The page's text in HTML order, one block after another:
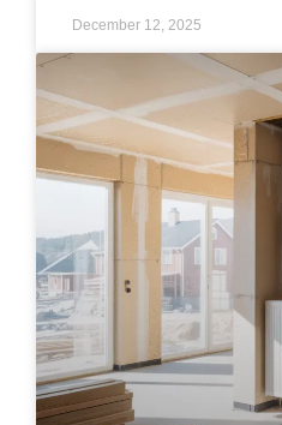
December 12, 2025